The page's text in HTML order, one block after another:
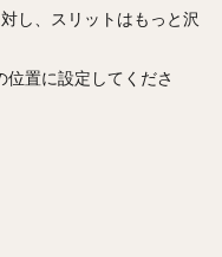
し、スリットはもっと沢
置に設定してくださ